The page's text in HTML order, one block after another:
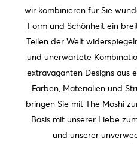
wir kombinieren für Sie
Form und Schönheit ein
Teilen der Welt
und unerwartete
extravaganten Designs aus
Farben, Materialien und
bringen Sie mit The Moshi
Basis mit unserer Liebe
und unserer